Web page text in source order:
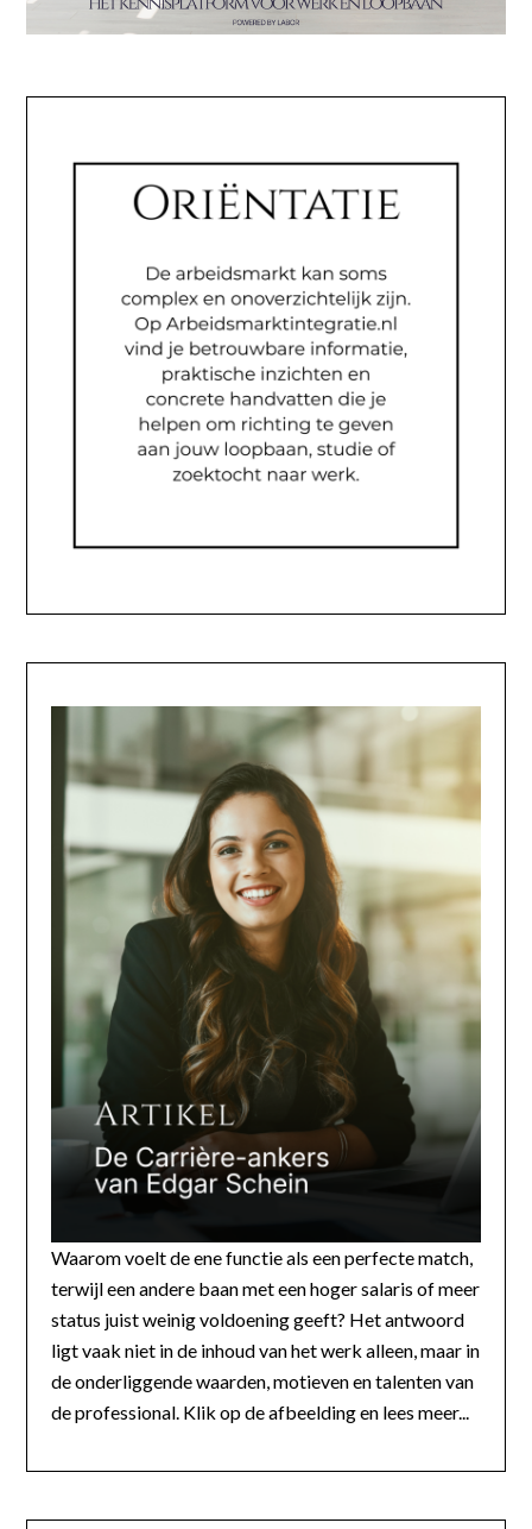
Waarom voelt de ene functie als een perfecte match,
terwijl een andere baan met een hoger salaris of meer
status juist weinig voldoening geeft? Het antwoord
ligt vaak niet in de inhoud van het werk alleen, maar in
de onderliggende waarden, motieven en talenten van
de professional. Klik op de afbeelding en lees meer...